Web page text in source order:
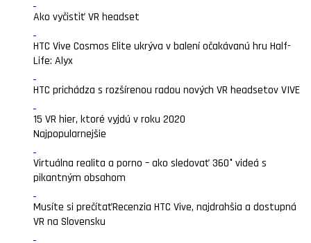
Ako vyčistiť VR headset
HTC Vive Cosmos Elite ukrýva v balení očakávanú hru Half-
Life: Alyx
HTC prichádza s rozšírenou radou nových VR headsetov VIVE
15 VR hier, ktoré vyjdú v roku 2020
Najpopularnejšie
Virtuálna realita a porno – ako sledovať 360° videá s
pikantným obsahom
Musíte si prečítaťRecenzia HTC Vive, najdrahšia a dostupná
VR na Slovensku